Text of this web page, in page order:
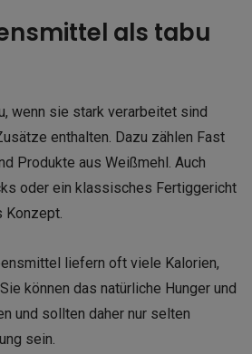
als tabu
wenn sie stark verarbeitet sind
enthalten. Dazu zählen Fast
Produkte aus Weißmehl. Auch
oder ein klassisches Fertiggericht
liefern oft viele Kalorien,
können das natürliche Hunger und
und sollten daher nur selten
sein.